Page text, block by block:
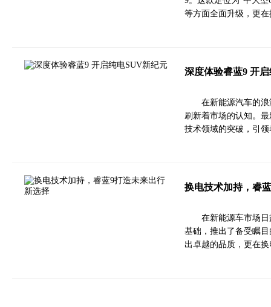
等方面全面升级，更
深度体验睿蓝9 开
在新能源汽车的
刷新着市场的认知。
技术领域的突破，引
换电技术加持，睿
在新能源车市场
基础，推出了备受瞩
出卓越的品质，更在